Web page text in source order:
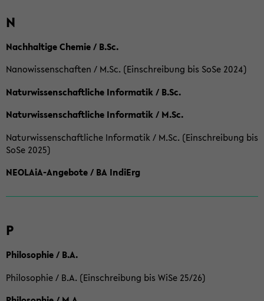
N
Nachhaltige Chemie / B.Sc.
Nanowissenschaften / M.Sc. (Einschreibung bis SoSe 2024)
Naturwissenschaftliche Informatik / B.Sc.
Naturwissenschaftliche Informatik / M.Sc.
Naturwissenschaftliche Informatik / M.Sc. (Einschreibung bis
SoSe 2025)
NEOLAiA-Angebote / BA IndiErg
P
Philosophie / B.A.
Philosophie / B.A. (Einschreibung bis WiSe 25/26)